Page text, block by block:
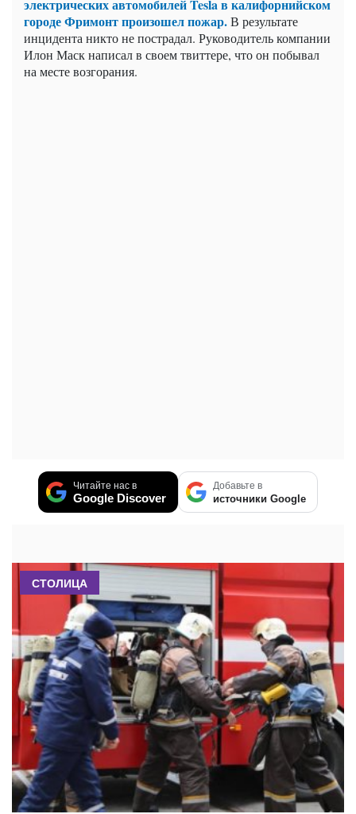
электрических автомобилей Tesla в калифорнийском
городе Фримонт произошел пожар.В результате
инцидента никто не пострадал. Руководитель компании
Илон Маск написал в своем твиттере, что он побывал
на месте возгорания.
Читайте нас в
Google Discover
Добавьте в
источники Google
СТОЛИЦА